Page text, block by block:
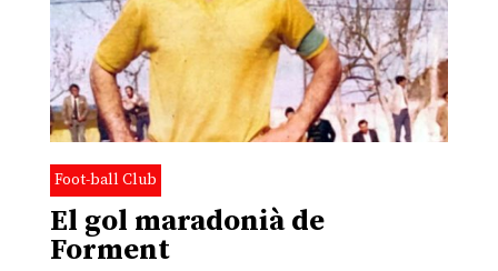
Foot-ball Club
El gol maradonià de
Forment